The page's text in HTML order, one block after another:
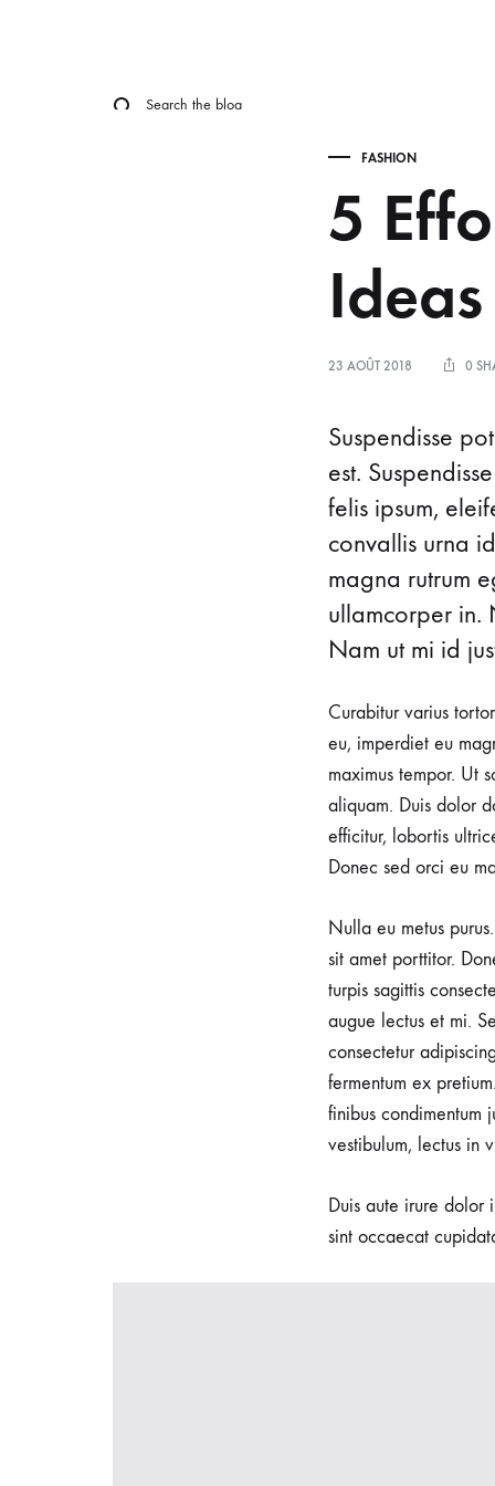
FASHION
FASHION
5
23 AOÛT 2018 0
5
Cool
Outfit
Ideas
to
Wear
to
a
AOÛT
Suspendisse
est.
felis ipsum,
convallis urna
magna rutrum
ullamcorper in.
Nam ut mi id
Curabitur varius
eu, imperdiet eu
maximus tempor. Ut
aliquam. Duis dolor
efficitur, lobortis
Donec sed orci eu
Nulla eu metus
sit amet porttitor.
turpis sagittis
augue lectus et mi.
consectetur
fermentum ex
finibus condimentum
vestibulum, lectus in
Duis aute irure
sint occaecat